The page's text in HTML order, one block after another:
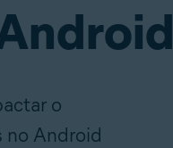
o
no Android